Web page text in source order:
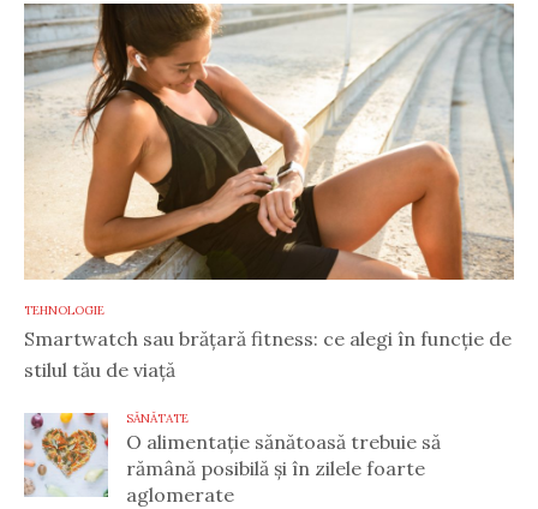
TEHNOLOGIE
Smartwatch sau brățară fitness: ce alegi în funcție de
stilul tău de viață
SĂNĂTATE
O alimentație sănătoasă trebuie să
rămână posibilă și în zilele foarte
aglomerate